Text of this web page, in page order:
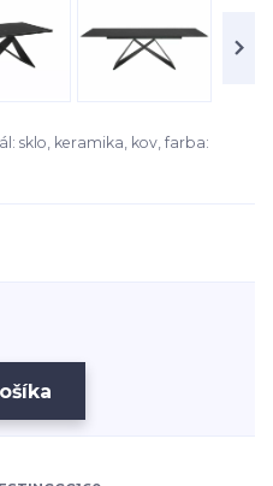
sklo, keramika, kov, farba: